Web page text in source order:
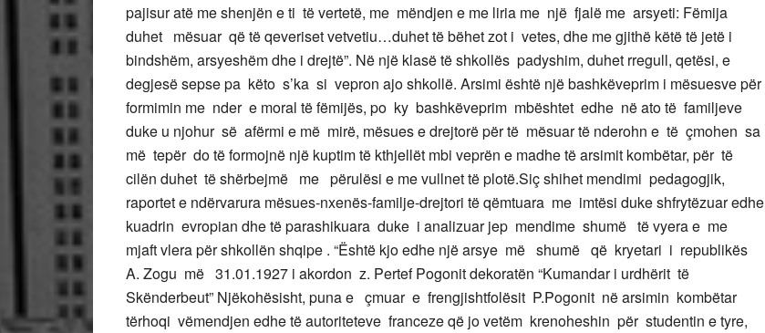
pajisur atë me shenjën e ti të vertetë, me mëndjen e me liria me një fjalë me arsyeti: Fëmija
duhet mësuar që të qeveriset vetvetiu…duhet të bëhet zot i vetes, dhe me gjithë këtë të jetë i
bindshëm, arsyeshëm dhe i drejtë”. Në një klasë të shkollës padyshim, duhet rregull, qetësi, e
degjesë sepse pa këto s’ka si vepron ajo shkollë. Arsimi është një bashkëveprim i mësuesve për
formimin me nder e moral të fëmijës, po ky bashkëveprim mbështet edhe në ato të familjeve
duke u njohur së afërmi e më mirë, mësues e drejtorë për të mësuar të nderohn e të çmohen sa
më tepër do të formojnë një kuptim të kthjellët mbi veprën e madhe të arsimit kombëtar, për të
cilën duhet të shërbejmë me përulësi e me vullnet të plotë.Siç shihet mendimi pedagogjik,
raportet e ndërvarura mësues-nxenës-familje-drejtori të qëmtuara me imtësi duke shfrytëzuar edhe
kuadrin evropian dhe të parashikuara duke i analizuar jep mendime shumë të vyera e me
mjaft vlera për shkollën shqipe . “Është kjo edhe një arsye më shumë që kryetari i republikës
A. Zogu më 31.01.1927 i akordon z. Pertef Pogonit dekoratën “Kumandar i urdhërit të
Skënderbeut” Njëkohësisht, puna e çmuar e frengjishtfolësit P.Pogonit në arsimin kombëtar
tërhoqi vëmendjen edhe të autoriteteve franceze që jo vetëm krenoheshin për studentin e tyre,